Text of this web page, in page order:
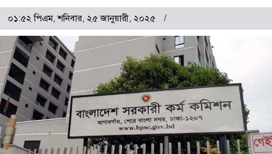
০১:৫২ পিএম, শনিবার, ২৫ জানুয়ারী, ২০২৫